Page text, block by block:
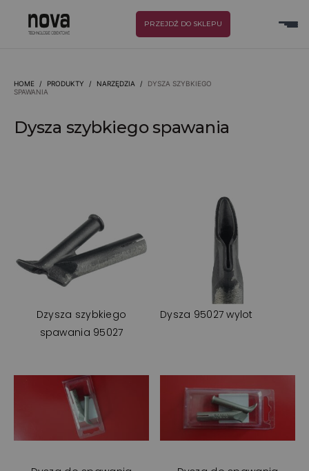
PRZEJDŹ DO SKLEPU
HOME / PRODUKTY / NARZĘDZIA /
DYSZA SZYBKIEGO
SPAWANIA
Dysza szybkiego spawania
Dzysza szybkiego
spawania 95027
Dysza 95027 wylot